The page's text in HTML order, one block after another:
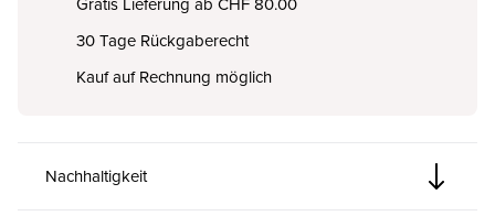
30 Tage Rückgaberecht
Kauf auf Rechnung möglich
Nachhaltigkeit